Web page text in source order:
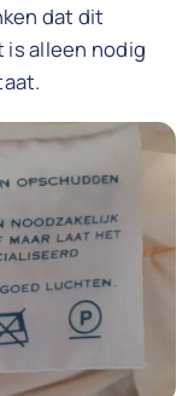
dat dit
is alleen nodig